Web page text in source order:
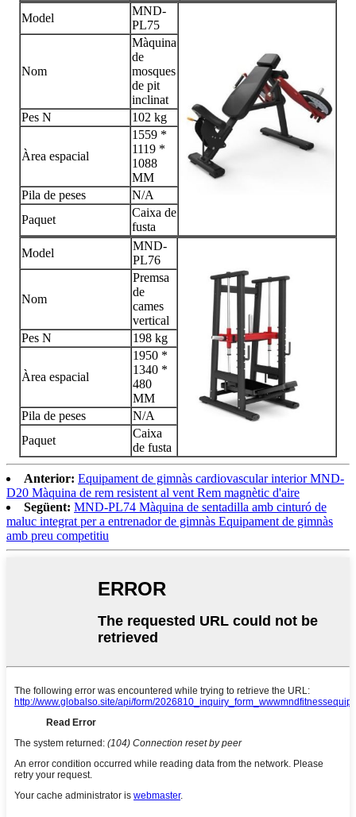
Model
MND-
PL75
Nom
Màquina
de
mosques
de pit
inclinat
Pes N
102 kg
Àrea espacial
1559 *
1119 *
1088
MM
Pila de peses
N/A
Paquet
Caixa de
fusta
Model
MND-
PL76
Nom
Premsa
de
cames
vertical
Pes N
198 kg
Àrea espacial
1950 *
1340 *
480
MM
Pila de peses
N/A
Paquet
Caixa
de fusta
Anterior: Equipament de gimnàs cardiovascular interior MND-
D20 Màquina de rem resistent al vent Rem magnètic d'aire
Següent: MND-PL74 Màquina de sentadilla amb cinturó de
maluc integrat per a entrenador de gimnàs Equipament de gimnàs
amb preu competitiu